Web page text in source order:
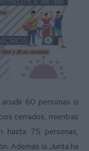
60 personas si
cerrados, mientras
hasta 75 personas,
Además la Junta ha